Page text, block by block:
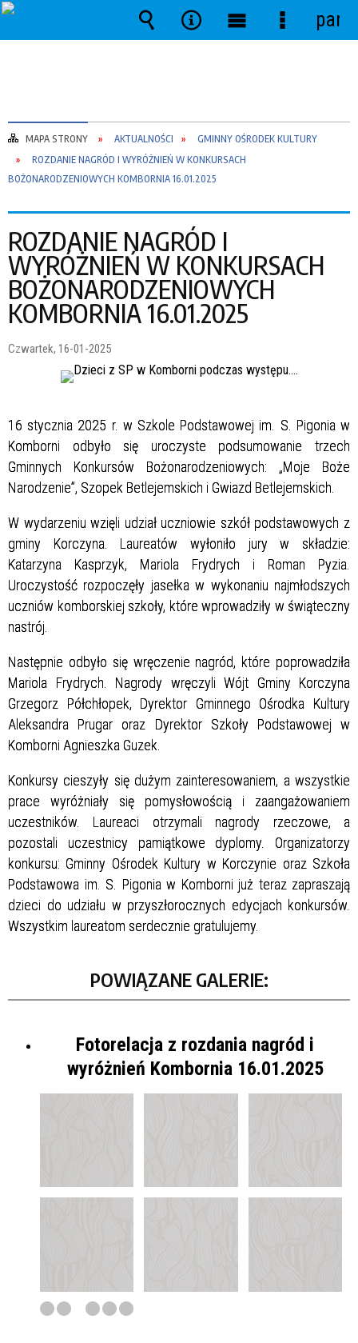
MAPA STRONY AKTUALNOŚCI
GMINNY OŚRODEK KULTURY
ROZDANIE NAGRÓD I WYRÓŻNIEŃ W KONKURSACH
BOŻONARODZENIOWYCH KOMBORNIA 16.01.2025
ROZDANIE NAGRÓD I
WYRÓŻNIEŃ W KONKURSACH
BOŻONARODZENIOWYCH
KOMBORNIA 16.01.2025
Czwartek, 16-01-2025
16 stycznia 2025 r. w Szkole Podstawowej im. S. Pigonia w
Komborni odbyło się uroczyste podsumowanie trzech
Gminnych Konkursów Bożonarodzeniowych: „Moje Boże
Narodzenie”, Szopek Betlejemskich i Gwiazd Betlejemskich.
W wydarzeniu wzięli udział uczniowie szkół podstawowych z
gminy Korczyna. Laureatów wyłoniło jury w składzie:
Katarzyna Kasprzyk, Mariola Frydrych i Roman Pyzia.
Uroczystość rozpoczęły jasełka w wykonaniu najmłodszych
uczniów komborskiej szkoły, które wprowadziły w świąteczny
nastrój.
Następnie odbyło się wręczenie nagród, które poprowadziła
Mariola Frydrych. Nagrody wręczyli Wójt Gminy Korczyna
Grzegorz Półchłopek, Dyrektor Gminnego Ośrodka Kultury
Aleksandra Prugar oraz Dyrektor Szkoły Podstawowej w
Komborni Agnieszka Guzek.
Konkursy cieszyły się dużym zainteresowaniem, a wszystkie
prace wyróżniały się pomysłowością i zaangażowaniem
uczestników. Laureaci otrzymali nagrody rzeczowe, a
pozostali uczestnicy pamiątkowe dyplomy. Organizatorzy
konkursu: Gminny Ośrodek Kultury w Korczynie oraz Szkoła
Podstawowa im. S. Pigonia w Komborni już teraz zapraszają
dzieci do udziału w przyszłorocznych edycjach konkursów.
Wszystkim laureatom serdecznie gratulujemy.
POWIĄZANE GALERIE:
Fotorelacja z rozdania nagród i
wyróżnień Kombornia 16.01.2025
Wyszukiwarka
Narzędzia
MenuMenu